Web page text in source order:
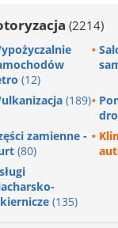
(2214)
(12)
(189)
zamienne -
(80)
(135)